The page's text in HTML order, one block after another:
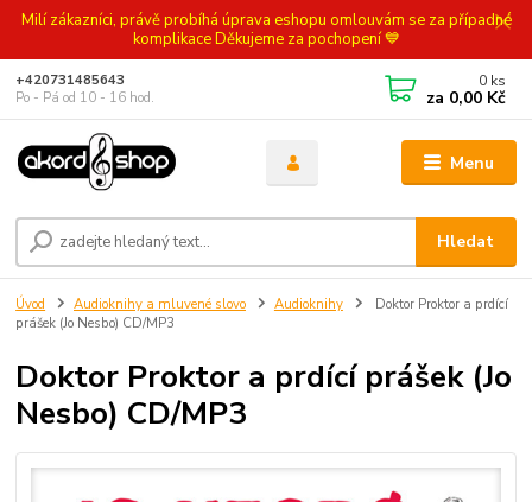
Milí zákazníci, právě probíhá úprava eshopu omlouvám se za případné
komplikace Děkujeme za pochopení 💙
Menu
Hledat
+420731485643
Po - Pá od 10 - 16 hod.
0 ks
za 0,00 Kč
Úvod Audioknihy a mluvené slovo Audioknihy
Doktor Proktor a prdící
prášek (Jo Nesbo) CD/MP3
Doktor Proktor a prdící prášek (Jo
Nesbo) CD/MP3